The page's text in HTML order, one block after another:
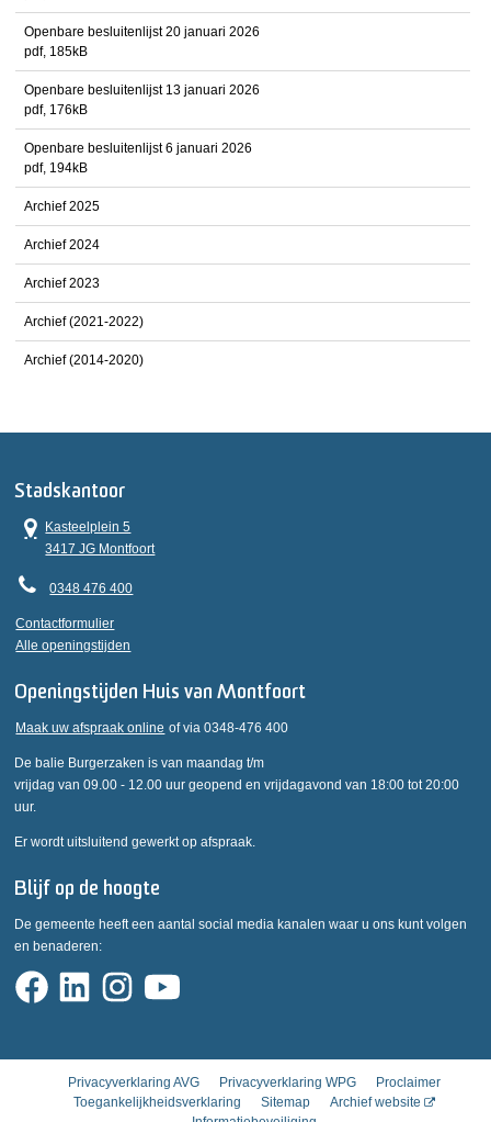
Openbare besluitenlijst 20 januari 2026
pdf, 185kB
Openbare besluitenlijst 13 januari 2026
pdf, 176kB
Openbare besluitenlijst 6 januari 2026
pdf, 194kB
Archief 2025
Archief 2024
Archief 2023
Archief (2021-2022)
Archief (2014-2020)
Stadskantoor
Kasteelplein 5
3417 JG Montfoort
0348 476 400
Contactformulier
Alle openingstijden
Openingstijden Huis van Montfoort
Maak uw afspraak online of via 0348-476 400
De balie Burgerzaken is van maandag t/m
vrijdag van 09.00 - 12.00 uur geopend en vrijdagavond van 18:00 tot 20:00
uur.
Er wordt uitsluitend gewerkt op afspraak.
Blijf op de hoogte
De gemeente heeft een aantal social media kanalen waar u ons kunt volgen
en benaderen:
Privacyverklaring AVG Privacyverklaring WPG
Proclaimer
Toegankelijkheidsverklaring
Sitemap
Archief website